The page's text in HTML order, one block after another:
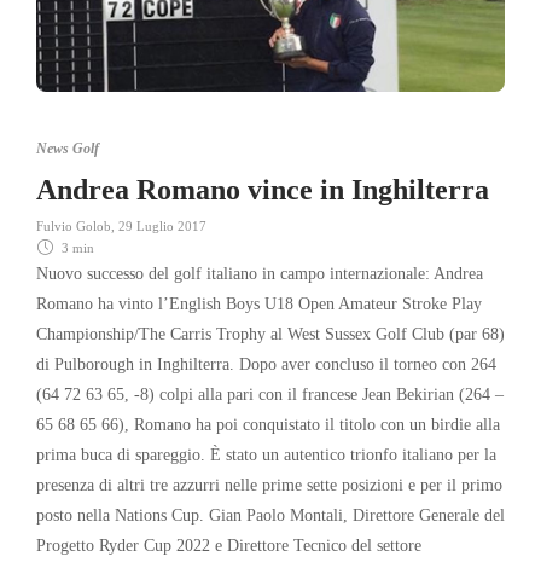
News Golf
Andrea Romano vince in Inghilterra
Fulvio Golob 29 Luglio 2017
3 min
Nuovo successo del golf italiano in campo internazionale: Andrea
Romano ha vinto l’English Boys U18 Open Amateur Stroke Play
Championship/The Carris Trophy al West Sussex Golf Club (par 68)
di Pulborough in Inghilterra. Dopo aver concluso il torneo con 264
(64 72 63 65, -8) colpi alla pari con il francese Jean Bekirian (264 –
65 68 65 66), Romano ha poi conquistato il titolo con un birdie alla
prima buca di spareggio. È stato un autentico trionfo italiano per la
presenza di altri tre azzurri nelle prime sette posizioni e per il primo
posto nella Nations Cup. Gian Paolo Montali, Direttore Generale del
Progetto Ryder Cup 2022 e Direttore Tecnico del settore